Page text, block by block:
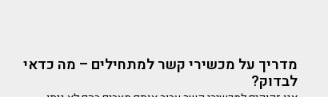
מדריך על מכשירי קשר למתחילים – מה כדאי
לבדוק?